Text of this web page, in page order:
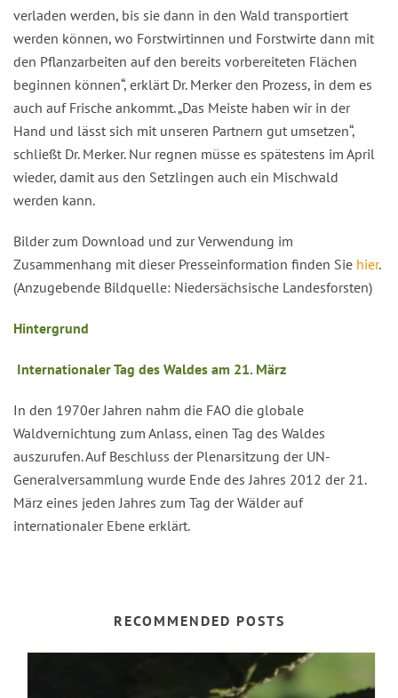
verladen werden, bis sie dann in den Wald transportiert
werden können, wo Forstwirtinnen und Forstwirte dann mit
den Pflanzarbeiten auf den bereits vorbereiteten Flächen
beginnen können“, erklärt Dr. Merker den Prozess, in dem es
auch auf Frische ankommt. „Das Meiste haben wir in der
Hand und lässt sich mit unseren Partnern gut umsetzen“,
schließt Dr. Merker. Nur regnen müsse es spätestens im April
wieder, damit aus den Setzlingen auch ein Mischwald
werden kann.
Bilder zum Download und zur Verwendung im
Zusammenhang mit dieser Presseinformation finden Sie hier.
(Anzugebende Bildquelle: Niedersächsische Landesforsten)
Hintergrund
Internationaler Tag des Waldes am 21. März
In den 1970er Jahren nahm die FAO die globale
Waldvernichtung zum Anlass, einen Tag des Waldes
auszurufen. Auf Beschluss der Plenarsitzung der UN-
Generalversammlung wurde Ende des Jahres 2012 der 21.
März eines jeden Jahres zum Tag der Wälder auf
internationaler Ebene erklärt.
RECOMMENDED POSTS